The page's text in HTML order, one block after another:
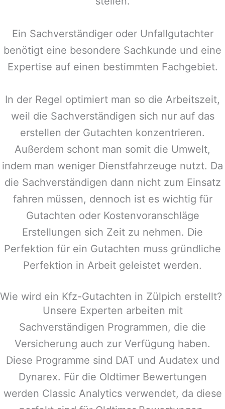
Ein Sachverständiger oder Unfallgutachter
benötigt eine besondere Sachkunde und eine
Expertise auf einen bestimmten Fachgebiet.
In der Regel optimiert man so die Arbeitszeit,
weil die Sachverständigen sich nur auf das
erstellen der Gutachten konzentrieren.
Außerdem schont man somit die Umwelt,
indem man weniger Dienstfahrzeuge nutzt. Da
die Sachverständigen dann nicht zum Einsatz
fahren müssen, dennoch ist es wichtig für
Gutachten oder Kostenvoranschläge
Erstellungen sich Zeit zu nehmen. Die
Perfektion für ein Gutachten muss gründliche
Perfektion in Arbeit geleistet werden.
Wie wird ein Kfz-Gutachten in Zülpich erstellt?
Unsere Experten arbeiten mit
Sachverständigen Programmen, die die
Versicherung auch zur Verfügung haben.
Diese Programme sind DAT und Audatex und
Dynarex. Für die Oldtimer Bewertungen
werden Classic Analytics verwendet, da diese